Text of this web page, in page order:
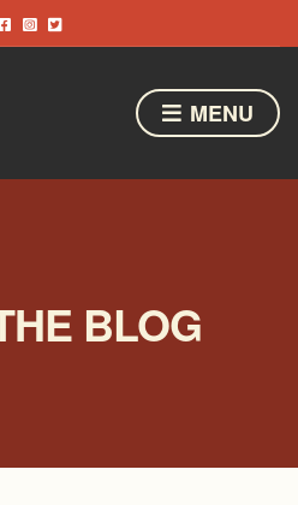
MENU
BLOG